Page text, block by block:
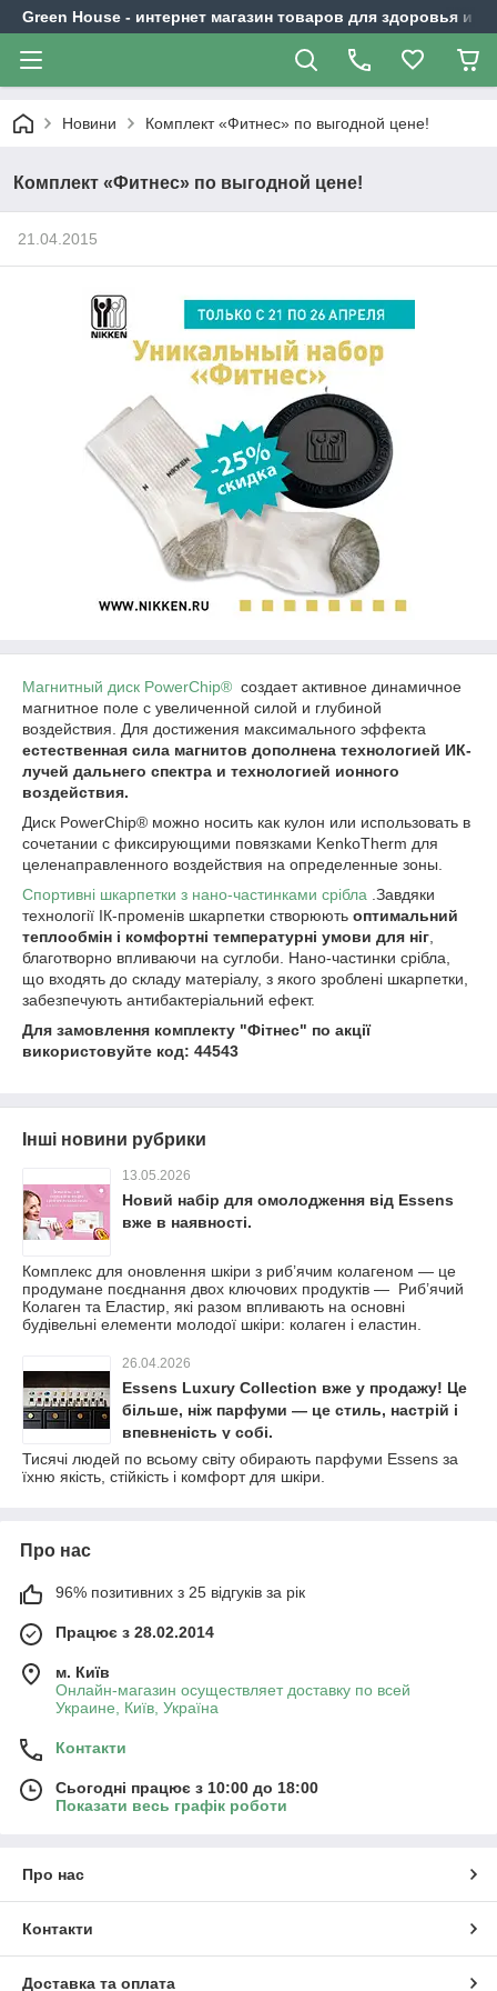
Green House - интернет магазин товаров для здоровья и
Новини Комплект «Фитнес» по выгодной цене!
Комплект «Фитнес» по выгодной цене!
21.04.2015
Магнитный диск PowerChip® создает активное динамичное
магнитное поле с увеличенной силой и глубиной
воздействия. Для достижения максимального эффекта
естественная сила магнитов дополнена технологией ИК-
лучей дальнего спектра и технологией ионного
воздействия.
Диск PowerChip® можно носить как кулон или использовать в
сочетании с фиксирующими повязками KenkoTherm для
целенаправленного воздействия на определенные зоны.
Спортивні шкарпетки з нано-частинками срібла .Завдяки
технології ІК-променів шкарпетки створюють оптимальний
теплообмін і комфортні температурні умови для ніг
благотворно впливаючи на суглоби. Нано-частинки срібла,
що входять до складу матеріалу, з якого зроблені шкарпетки,
забезпечують антибактеріальний ефект.
Для замовлення комплекту "Фітнес" по акції
використовуйте код: 44543
Інші новини рубрики
13.05.2026
Новий набiр для омолодження вiд Essens
вже в наявностi.
Комплекс для оновлення шкіри з риб’ячим колагеном — це
продумане поєднання двох ключових продуктів — Риб’ячий
Колаген та Еластир, які разом впливають на основні
будівельні елементи молодої шкіри: колаген і еластин.
26.04.2026
Essens Luxury Collection вже у продажу! Це
більше, ніж парфуми — це стиль, настрій і
впевненість у собі.
Тисячі людей по всьому світу обирають парфуми Essens за
їхню якість, стійкість і комфорт для шкіри.
Про нас
96% позитивних з 25 відгуків за рік
Працює з 28.02.2014
м. Київ
Онлайн-магазин осуществляет доставку по всей
Украине, Київ, Україна
Контакти
Сьогодні працює з 10:00 до 18:00
Показати весь графік роботи
Про нас
Контакти
Доставка та оплата